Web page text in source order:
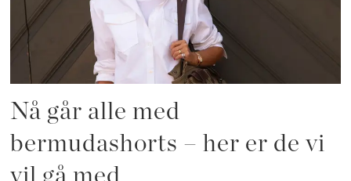
Nå går alle med
bermudashorts – her er de vi
vil gå med